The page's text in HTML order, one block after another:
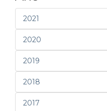
2021
2020
2019
2018
2017